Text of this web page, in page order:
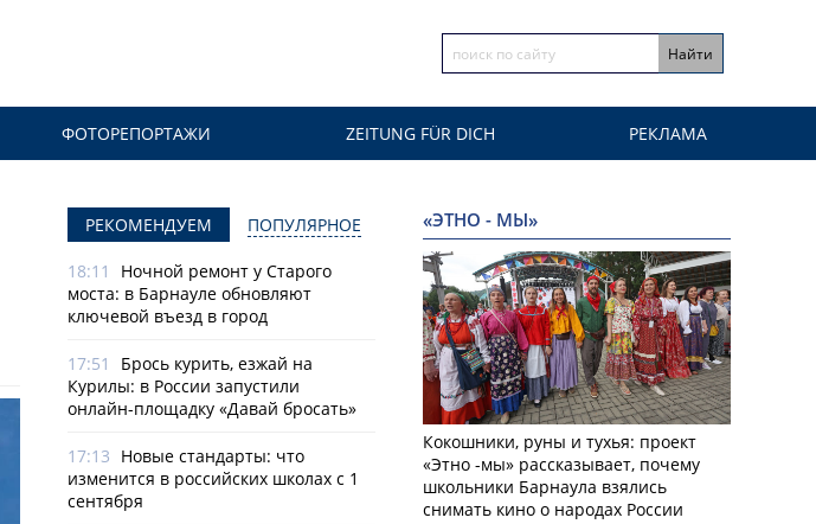
ФОТОРЕПОРТАЖИ ZEITUNG FÜR DICH РЕКЛАМА
РЕКОМЕНДУЕМ ПОПУЛЯРНОЕ
18:11
Ночной ремонт у Старого
моста: в Барнауле обновляют
ключевой въезд в город
17:51
Брось курить, езжай на
Курилы: в России запустили
онлайн-­площадку «Давай бросать»
17:13 Новые стандарты: что
изменится в российских школах с 1
сентября
«ЭТНО - МЫ»
Кокошники, руны и тухья: проект
«Этно -мы» рассказывает, почему
школьники Барнаула взялись
снимать кино о народах России